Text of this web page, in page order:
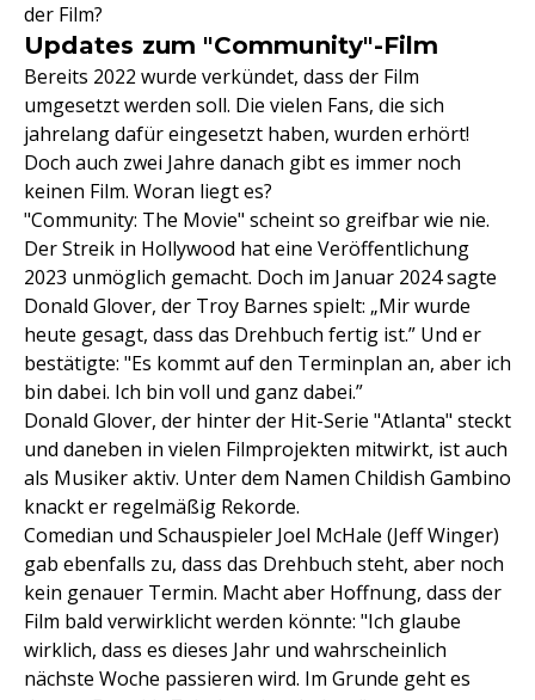
der Film?
Updates zum "Community"-Film
Bereits 2022 wurde verkündet, dass der Film
umgesetzt werden soll. Die vielen Fans, die sich
jahrelang dafür eingesetzt haben, wurden erhört!
Doch auch zwei Jahre danach gibt es immer noch
keinen Film. Woran liegt es?
"Community: The Movie" scheint so greifbar wie nie.
Der Streik in Hollywood hat eine Veröffentlichung
2023 unmöglich gemacht. Doch im Januar 2024 sagte
Donald Glover, der Troy Barnes spielt: „Mir wurde
heute gesagt, dass das Drehbuch fertig ist.” Und er
bestätigte: "Es kommt auf den Terminplan an, aber ich
bin dabei. Ich bin voll und ganz dabei.”
Donald Glover, der hinter der Hit-Serie "Atlanta" steckt
und daneben in vielen Filmprojekten mitwirkt, ist auch
als Musiker aktiv. Unter dem Namen Childish Gambino
knackt er regelmäßig Rekorde.
Comedian und Schauspieler Joel McHale (Jeff Winger)
gab ebenfalls zu, dass das Drehbuch steht, aber noch
kein genauer Termin. Macht aber Hoffnung, dass der
Film bald verwirklicht werden könnte: "Ich glaube
wirklich, dass es dieses Jahr und wahrscheinlich
nächste Woche passieren wird. Im Grunde geht es